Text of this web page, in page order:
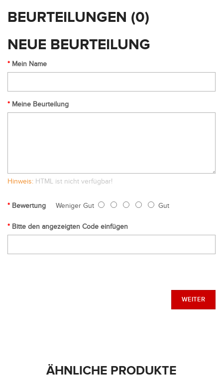
BEURTEILUNGEN (0)
NEUE BEURTEILUNG
Mein Name
Meine Beurteilung
Hinweis: HTML ist nicht verfügbar!
Bewertung Weniger Gut Gut
Bitte den angezeigten Code einfügen
WEITER
ÄHNLICHE PRODUKTE